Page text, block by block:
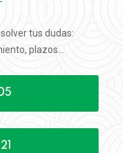
tus dudas:
plazos...